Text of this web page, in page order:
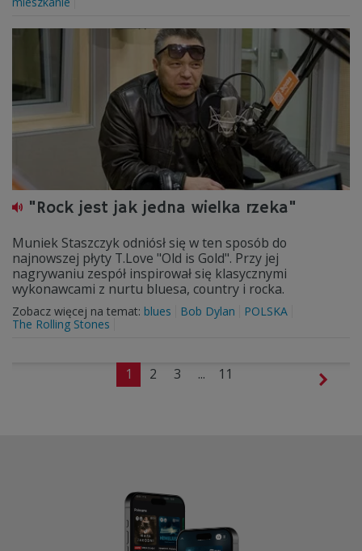
"Rock jest jak jedna wielka rzeka"
Muniek Staszczyk odniósł się w ten sposób do
najnowszej płyty T.Love "Old is Gold". Przy jej
nagrywaniu zespół inspirował się klasycznymi
wykonawcami z nurtu bluesa, country i rocka.
Zobacz więcej na temat: blues Bob Dylan
POLSKA
The Rolling Stones
1 2 3 ... 11